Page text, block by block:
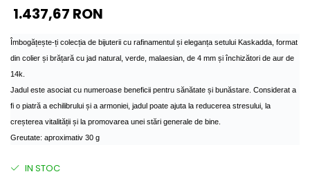
1.437,67 RON
Îmbogățește-ți colecția de bijuterii cu rafinamentul și eleganța setului Kaskadda, format
din colier și brățară cu jad natural, verde, malaesian, de 4 mm și închizători de aur de
14k.
Jadul este asociat cu numeroase beneficii pentru sănătate și bunăstare. Considerat a
fi o piatră a echilibrului și a armoniei, jadul poate ajuta la reducerea stresului, la
creșterea vitalității și la promovarea unei stări generale de bine.
Greutate: aproximativ 30 g
IN STOC